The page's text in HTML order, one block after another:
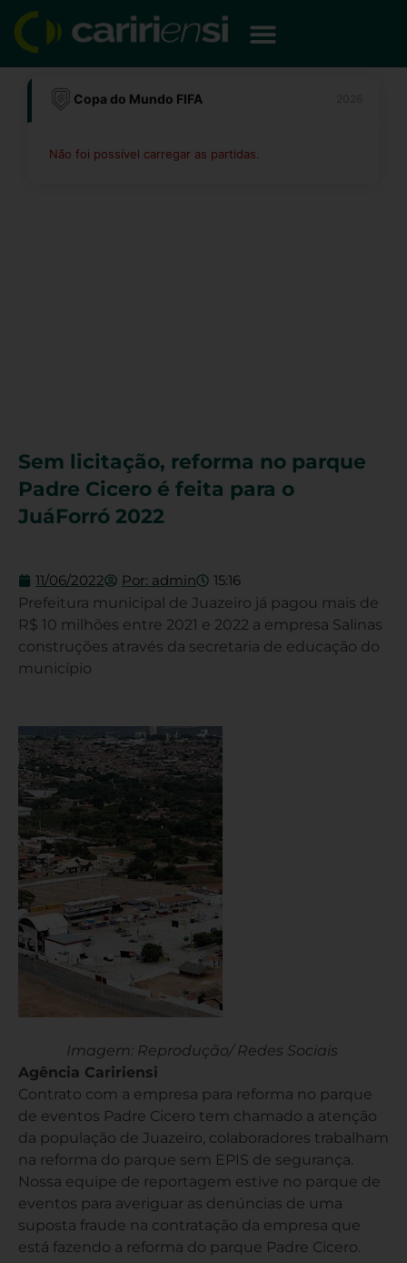
para
conteúdo
Copa do Mundo FIFA
Não foi possível carregar as partidas.
Sem licitação, reforma no parque
Padre Cicero é feita para o
JuáForró 2022
11/06/2022 Por: admin 15:16
Prefeitura municipal de Juazeiro já pagou mais de
R$ 10 milhões entre 2021 e 2022 a empresa Salinas
construções através da secretaria de educação do
município
Imagem: Reprodução/ Redes Sociais
Agência Caririensi
Contrato com a empresa para reforma no parque
de eventos Padre Cicero tem chamado a atenção
da população de Juazeiro, colaboradores trabalham
na reforma do parque sem EPIS de segurança.
Nossa equipe de reportagem estive no parque de
eventos para averiguar as denúncias de uma
suposta fraude na contratação da empresa que
está fazendo a reforma do parque Padre Cicero.